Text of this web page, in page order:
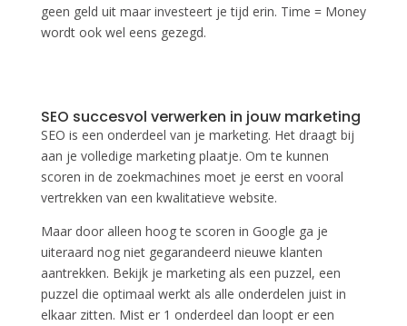
geen geld uit maar investeert je tijd erin. Time = Money
wordt ook wel eens gezegd.
SEO succesvol verwerken in jouw marketing
SEO is een onderdeel van je marketing. Het draagt bij
aan je volledige marketing plaatje. Om te kunnen
scoren in de zoekmachines moet je eerst en vooral
vertrekken van een kwalitatieve website.
Maar door alleen hoog te scoren in Google ga je
uiteraard nog niet gegarandeerd nieuwe klanten
aantrekken. Bekijk je marketing als een puzzel, een
puzzel die optimaal werkt als alle onderdelen juist in
elkaar zitten. Mist er 1 onderdeel dan loopt er een